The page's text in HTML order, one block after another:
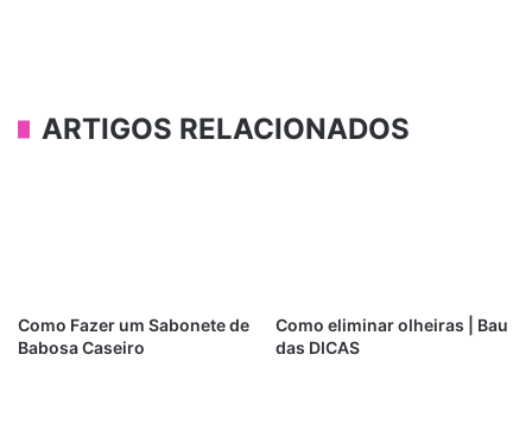
ARTIGOS RELACIONADOS
Como Fazer um Sabonete de
Babosa Caseiro
Como eliminar olheiras | Bau
das DICAS